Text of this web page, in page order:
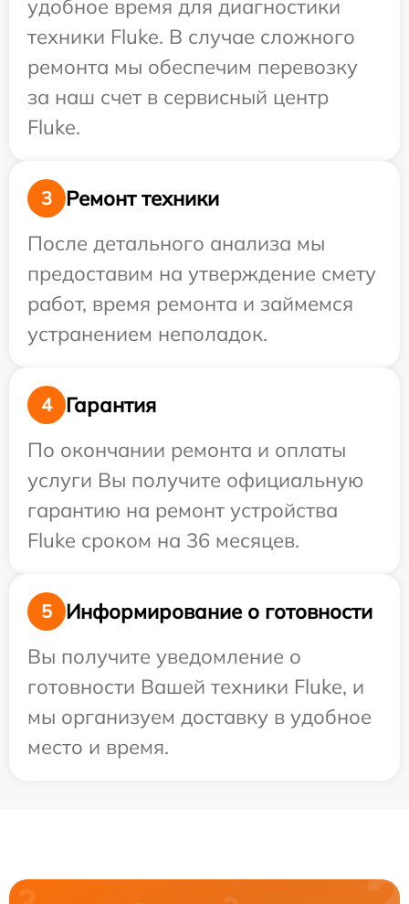
удобное время для диагностики
техники Fluke. В случае сложного
ремонта мы обеспечим перевозку
за наш счет в сервисный центр
Fluke.
3
Ремонт техники
После детального анализа мы
предоставим на утверждение смету
работ, время ремонта и займемся
устранением неполадок.
4
Гарантия
По окончании ремонта и оплаты
услуги Вы получите официальную
гарантию на ремонт устройства
Fluke сроком на 36 месяцев.
5
Информирование о готовности
Вы получите уведомление о
готовности Вашей техники Fluke, и
мы организуем доставку в удобное
место и время.